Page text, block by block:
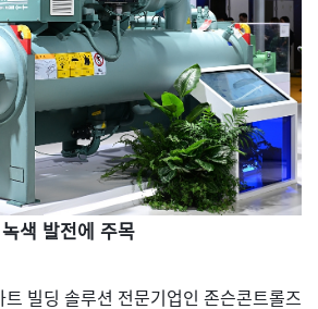
색 발전에 주목
빌딩 솔루션 전문기업인 존슨콘트롤즈